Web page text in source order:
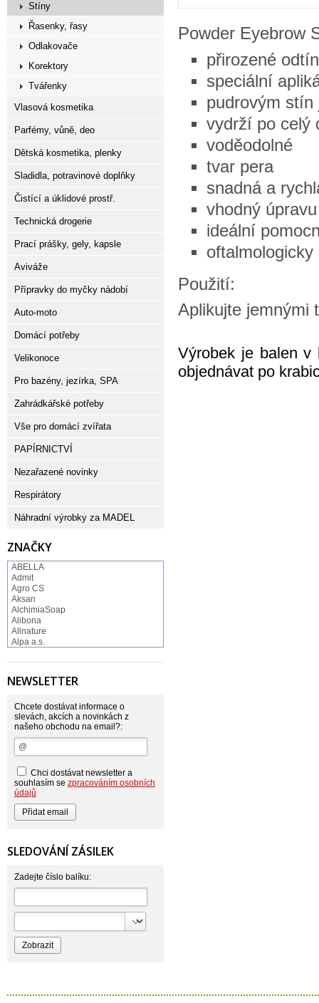
Powder Eyebrow
přirozené
speciální
pudrovým stín
vydrží po celý
voděodolné
tvar pera
snadná a
vhodný
ideální
Použití:
Aplikujte jemnými
Výrobek je balen
objednávat po
Stíny
Řasenky, řasy
Odlakovače
Korektory
Tvářenky
Vlasová kosmetika
Parfémy, vůně, deo
Dětská kosmetika, plenky
Sladidla, potravinové doplňky
Čistící a úklidové prostř.
Technická drogerie
Prací prášky, gely, kapsle
Aviváže
Přípravky do myčky nádobí
Auto-moto
Domácí potřeby
Velikonoce
Pro bazény, jezírka, SPA
Zahrádkářské potřeby
Vše pro domácí zvířata
PAPÍRNICTVÍ
Nezařazené novinky
Respirátory
Náhradní výrobky za MADEL
ZNAČKY
ABELLA
Admit
Agro CS
Aksan
AlchimiaSoap
Alibona
Allnature
Alpa a.s.
Alufix
Astonish
Atlantic
AutoMax Group
Axcentive
BaL
Bateria
Beauty Lille
Beiersdorf - Nivea
Bella
Benkor
BERGEN S. R. L.
Bettina Barty
Bio-repel
Bioclean
Biolit
BIOM s.r.o.
Bioprospect
Bispol
Blue Stratos
BlueSun
Bolton
NEWSLETTER
Chcete dostávat informace o
slevách, akcích a novinkách z
našeho obchodu na email?:
Chci dostávat newsletter a
souhlasím se zpracováním osobních
údajů
SLEDOVÁNÍ ZÁSILEK
Zadejte číslo balíku: